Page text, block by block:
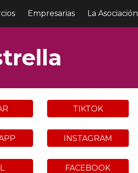
Skip to navigation
Empresarias La Asociación
TIKTOK
INSTAGRAM
FACEBOOK